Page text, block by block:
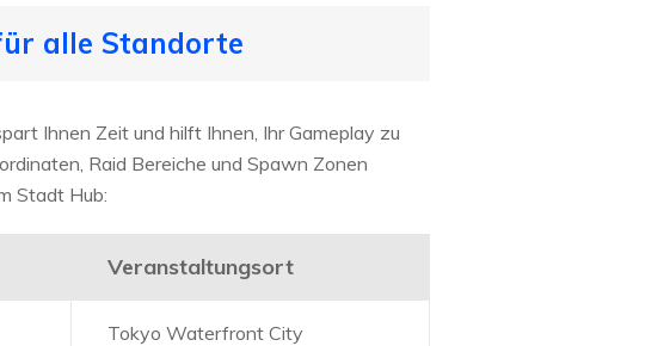
alle Standorte
Ihnen Zeit und hilft Ihnen, Ihr Gameplay zu
Raid Bereiche und Spawn Zonen
Stadt Hub:
Veranstaltungsort
Tokyo Waterfront City